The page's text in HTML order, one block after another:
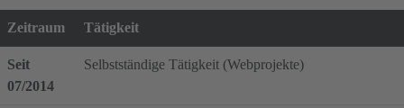
Zeitraum Tätigkeit
Seit
07/2014
Selbstständige Tätigkeit (Webprojekte)